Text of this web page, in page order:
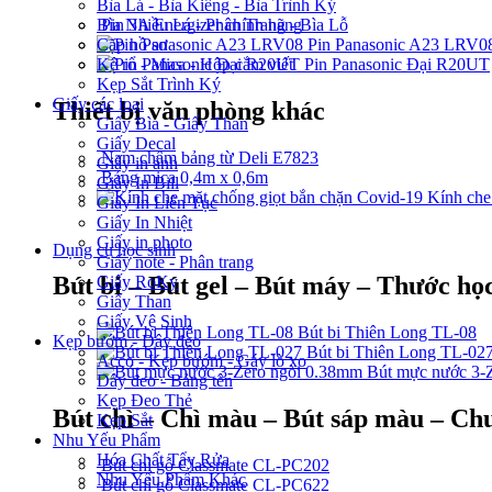
Pin 3A Energizer chính hãng
Pin Panasonic A23
Pin Panasonic Đại R20UT
Thiết bị văn phòng khác
Nam châm bảng từ Deli E7823
Bảng mica 0,4m x 0,6m
Kính
Dụng cụ học sinh
Bút bi – Bút gel – Bút máy – Thước
Bút bi Thiên Long TL-08
Bút bi Thiên Long TL-
Bút mực nước 3-
Bút chì – Chì màu – Bút sáp màu –
Bút chì gỗ Classmate CL-PC202
Bút chì gỗ Classmate CL-PC622
Bìa Lá - Bìa Kiếng - Bìa Trình Ký
Bìa Nhiều Lá - Phân Trang - Bìa Lỗ
Cặp hồ sơ
Kệ rổ - Mica - Hộp cắm viết
Kẹp Sắt Trình Ký
Giấy các loại
Giấy Bìa - Giấy Than
Giấy Decal
Giấy in ảnh
Giấy In Bill
Giấy In Liên Tục
Giấy In Nhiệt
Giấy in photo
Giấy note - Phân trang
Giấy RoKy
Giấy Than
Giấy Vệ Sinh
Kẹp bướm - Dây đeo
Acco - Kẹp bướm - Gáy lò xo
Dây đeo - Bảng tên
Kẹp Đeo Thẻ
Kẹp Sắt
Nhu Yếu Phẩm
Hóa Chất Tẩy Rửa
Nhu Yếu Phẩm Khác